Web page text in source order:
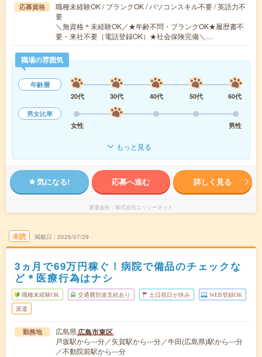
応募資格
職種未経験OK / ブランクOK / パソコンスキル不要 / 英語力不
要
＼無資格＊未経験OK／★年齢不問・ブランクOK★履歴書不
要・来社不要（電話登録OK）★社会保険完備＼…
職場の雰囲気
年齢層
20代
30代 40代 50代
60代
男女比率
女性
男性
もっと見る
気になる! 応募へ進む 詳しく見る
派遣会社 株式会社ニッソーネット
未読 掲載日 2026/07/29
3ヵ月で69万円稼ぐ！病院で備品のチェックな
ど＊医療行為はナシ
職種未経験OK 交通費別途支給あり 土日祝日が休み WEB登録OK
派遣
勤務地 広島県広島市東区
戸坂駅から---分／矢賀駅から---分／牛田(広島県)駅から---分
／不動院前駅から---分